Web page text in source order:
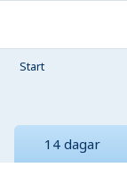
Start
14 dagar